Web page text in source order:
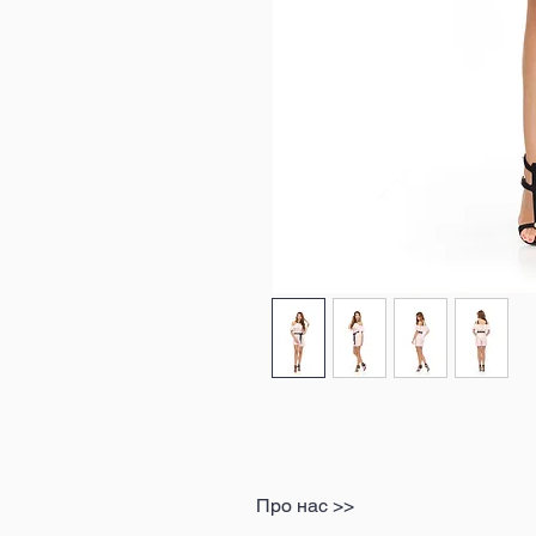
Про нас >>